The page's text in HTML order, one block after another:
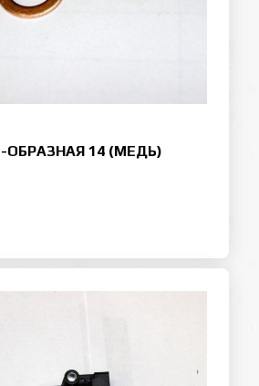
14 (МЕДЬ)